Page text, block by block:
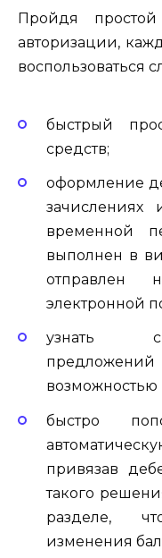
Пройдя
авторизации,
быстрый
средств;
оформление
зачислениях
временной
выполнен в
отправлен
электронной
узнать
предложений
возможностью
быстро
привязав
такого
разделе,
изменения